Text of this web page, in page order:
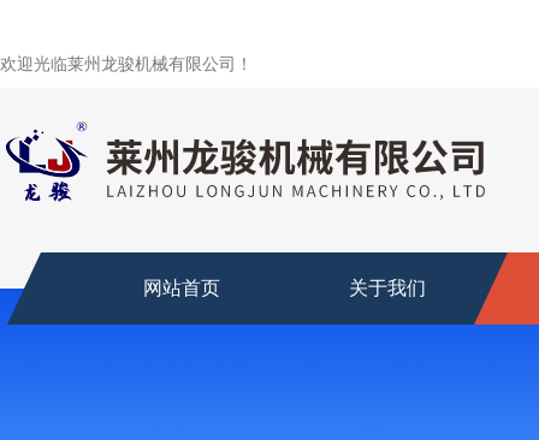
欢迎光临莱州龙骏机械有限公司！
网站首页 关于我们